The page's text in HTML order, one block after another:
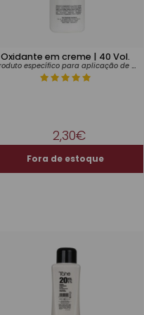
Oxidante em creme | 40 Vol.
Produto específico para aplicação de tintas
2,30€